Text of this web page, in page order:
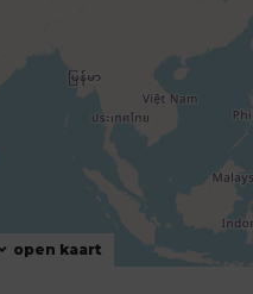
open kaart